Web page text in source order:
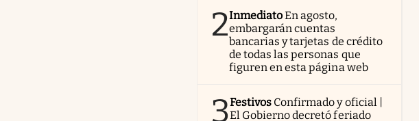
2InmediatoEn agosto,
embargarán cuentas
bancarias y tarjetas de crédito
de todas las personas que
figuren en esta página web
3Festivos Confirmado y oficial |
El Gobierno decretó feriado